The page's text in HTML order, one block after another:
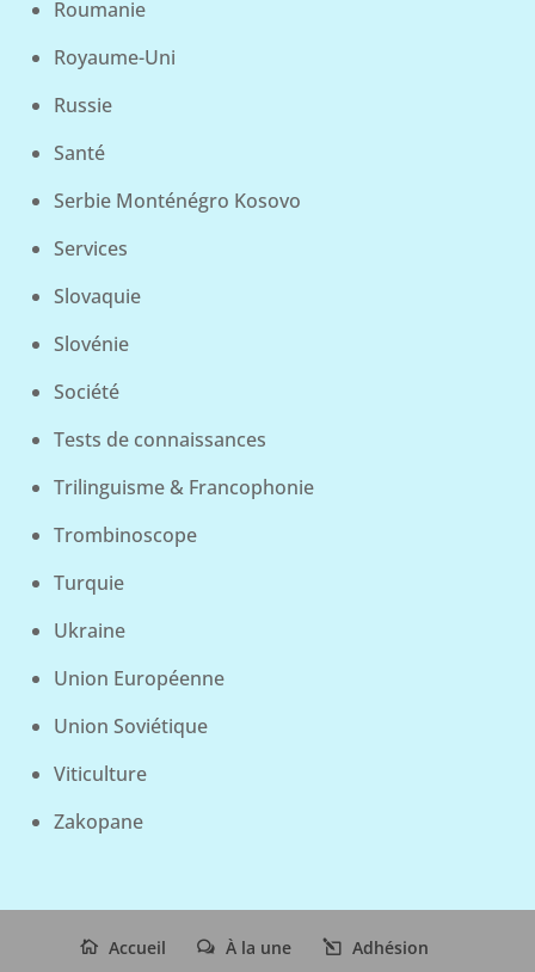
Roumanie
Royaume-Uni
Russie
Santé
Serbie Monténégro Kosovo
Services
Slovaquie
Slovénie
Société
Tests de connaissances
Trilinguisme & Francophonie
Trombinoscope
Turquie
Ukraine
Union Européenne
Union Soviétique
Viticulture
Zakopane
Accueil À la une Adhésion